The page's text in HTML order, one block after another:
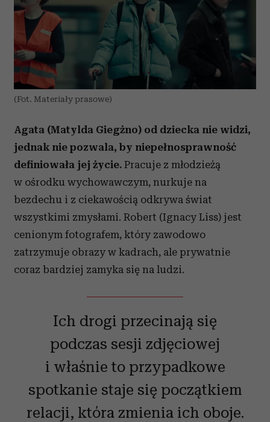
(Fot. Materiały prasowe)
Agata (Matylda Giegżno) od dziecka nie widzi,
jednak nie pozwala, by niepełnosprawność
definiowała jej życie. Pracuje z młodzieżą
w ośrodku wychowawczym, nurkuje na
bezdechu i z ciekawością odkrywa świat
wszystkimi zmysłami. Robert (Ignacy Liss) jest
cenionym fotografem, który zawodowo
zatrzymuje obrazy w kadrach, ale prywatnie
coraz bardziej zamyka się na ludzi.
Ich drogi przecinają się
podczas sesji zdjęciowej
i właśnie to przypadkowe
spotkanie staje się początkiem
relacji, która zmienia ich oboje.